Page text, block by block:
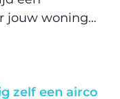
jouw woning…
zelf een airco